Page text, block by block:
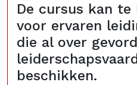
De cursus kan te
voor ervaren
die al over
beschikken.